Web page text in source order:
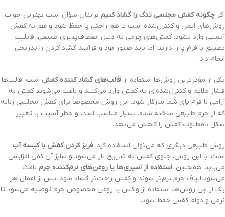
اگر چگونه کفش مجلسی تنگ را گشاد کنیم برایتان سؤال است بهترین جواب،
روش‌های ایمن و کنترل‌شده است تا هم راحتی پا حفظ شود و هم به کفش
آسیبی وارد نشود. کفش‌های چرمی به دلیل انعطاف‌پذیری طبیعی، قابلیت
تطبیق با فرم پا را دارند، اما باید صبور بود و فرآیند گشاد کردن را تدریجی
انجام داد.
یکی از مؤثرترین روش‌ها استفاده از قالب‌های گشاد کننده کفش است. قالب‌ها
فشار ملایم و کنترل‌شده‌ای به کفش وارد می‌کنند و باعث می‌شوند کفش به
آرامی با فرم پای شما سازگار شود. این روش مخصوصاً برای کفش مجلسی زنانه
که از چرم طبیعی ساخته شده، بسیار مناسب است و خطر آسیب یا تغییر
شکل نامطلوب کفش را کاهش می‌دهد.
روش طبیعی دیگری که می‌توان استفاده کرد، فریز کردن کفش با کیسه آب
است. با این روش، جلوی کفش به تدریج باز می‌شود و سایز آن کمی افزایش
می‌یابد. همچنین، استفاده از اسپری‌ها یا روغن‌های نرم‌کننده چرم باعث
می‌شود الیاف چرم نرم‌تر شوند و کفش راحت‌تر گشاد شود. پس از اعمال هر
یک از این روش‌ها، استفاده از واکس یا روغن مخصوص چرم توصیه می‌شود تا
نرمی و دوام کفش حفظ شود.